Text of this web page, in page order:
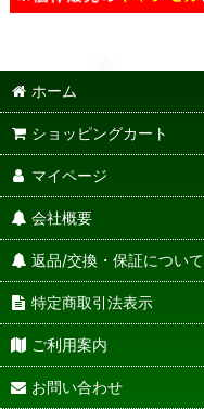
ホーム
ショッピングカート
マイページ
会社概要
返品/交換・保証について
特定商取引法表示
ご利用案内
お問い合わせ